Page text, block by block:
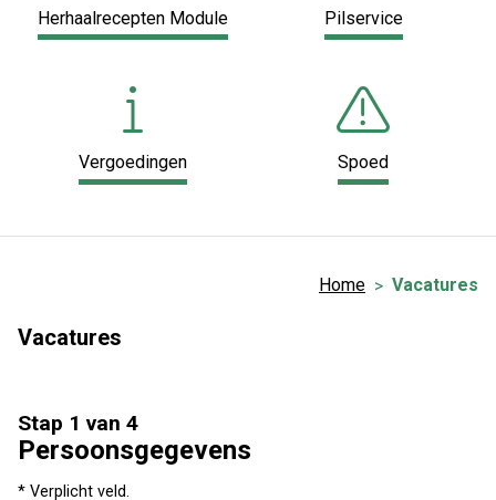
Herhaalrecepten Module Pilservice
Vergoedingen Spoed
Home Vacatures
Vacatures
Stap 1 van 4
Persoonsgegevens
* Verplicht veld.